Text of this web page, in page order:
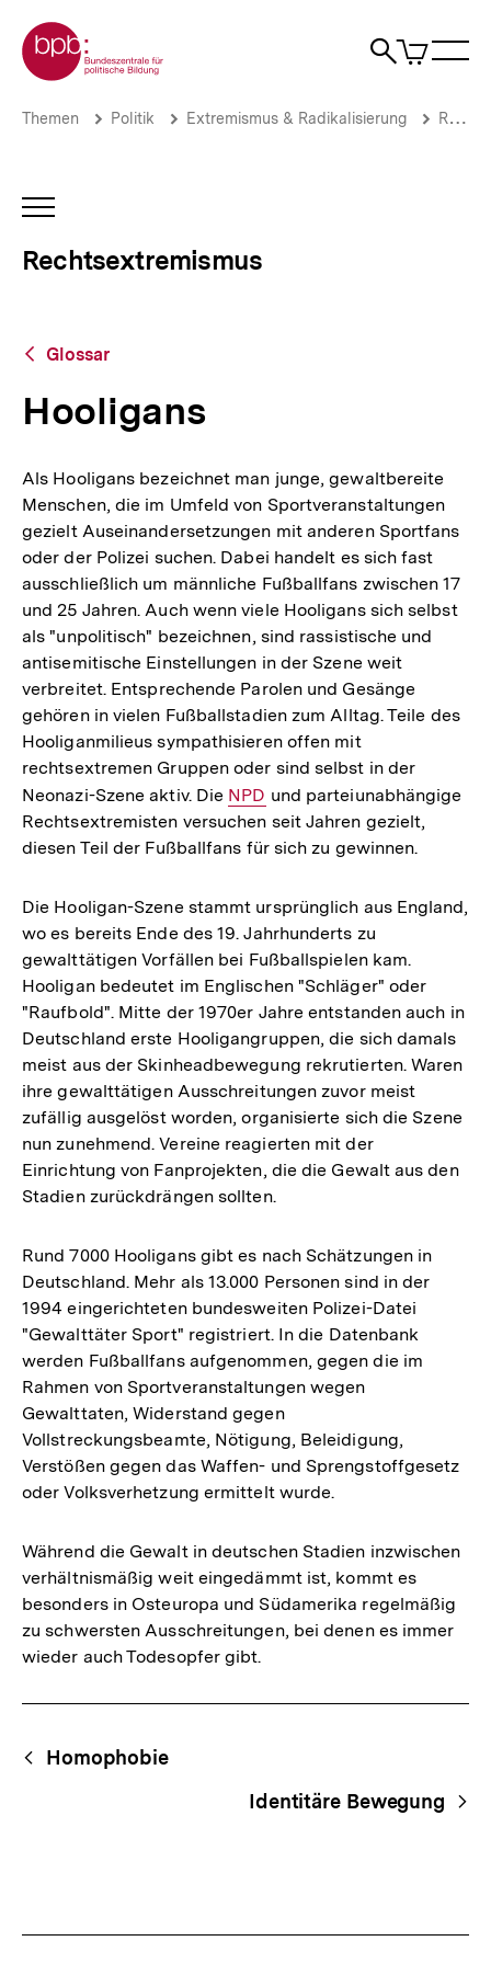
zum
Seiteninhalt
springen
Zur Startseite der bpb
Suche
Artikel
im
Hooligans
bpb.de
Brotkrümelnavigation
Pfadnavigation
Themen Politik Extremismus & Radikalisierung Rechtsextremismus
INHALTSNAVIGATION
Rechtsextremismus
Zurück
Übersicht
Glossar
Hooligans
Als Hooligans bezeichnet man junge, gewaltbereite
Menschen, die im Umfeld von Sportveranstaltungen
gezielt Auseinandersetzungen mit anderen Sportfans
oder der Polizei suchen. Dabei handelt es sich fast
ausschließlich um männliche Fußballfans zwischen 17
und 25 Jahren. Auch wenn viele Hooligans sich selbst
als "unpolitisch" bezeichnen, sind rassistische und
antisemitische Einstellungen in der Szene weit
verbreitet. Entsprechende Parolen und Gesänge
gehören in vielen Fußballstadien zum Alltag. Teile des
Hooliganmilieus sympathisieren offen mit
rechtsextremen Gruppen oder sind selbst in der
Neonazi-Szene aktiv. Die Interner
Link:
NPD und parteiunabhängige
Rechtsextremisten versuchen seit Jahren gezielt,
diesen Teil der Fußballfans für sich zu gewinnen.
Die Hooligan-Szene stammt ursprünglich aus England,
wo es bereits Ende des 19. Jahrhunderts zu
gewalttätigen Vorfällen bei Fußballspielen kam.
Hooligan bedeutet im Englischen "Schläger" oder
"Raufbold". Mitte der 1970er Jahre entstanden auch in
Deutschland erste Hooligangruppen, die sich damals
meist aus der Skinheadbewegung rekrutierten. Waren
ihre gewalttätigen Ausschreitungen zuvor meist
zufällig ausgelöst worden, organisierte sich die Szene
nun zunehmend. Vereine reagierten mit der
Einrichtung von Fanprojekten, die die Gewalt aus den
Stadien zurückdrängen sollten.
Rund 7000 Hooligans gibt es nach Schätzungen in
Deutschland. Mehr als 13.000 Personen sind in der
1994 eingerichteten bundesweiten Polizei-Datei
"Gewalttäter Sport" registriert. In die Datenbank
werden Fußballfans aufgenommen, gegen die im
Rahmen von Sportveranstaltungen wegen
Gewalttaten, Widerstand gegen
Vollstreckungsbeamte, Nötigung, Beleidigung,
Verstößen gegen das Waffen- und Sprengstoffgesetz
oder Volksverhetzung ermittelt wurde.
Während die Gewalt in deutschen Stadien inzwischen
verhältnismäßig weit eingedämmt ist, kommt es
besonders in Osteuropa und Südamerika regelmäßig
zu schwersten Ausschreitungen, bei denen es immer
wieder auch Todesopfer gibt.
Begriffsnavigation
Content-
Navigation
Homophobie
Identitäre Bewegung